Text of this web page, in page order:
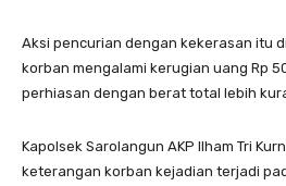
Aksi pencurian dengan kekerasan itu
korban mengalami kerugian uang Rp
perhiasan dengan berat total lebih
Kapolsek Sarolangun AKP Ilham Tri
keterangan korban kejadian terjadi